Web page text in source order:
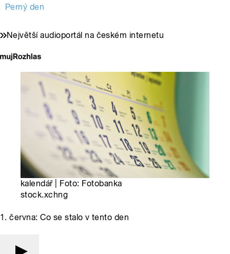
Perný den
Největší audioportál na českém internetu
kalendář | Foto: Fotobanka
stock.xchng
1. června: Co se stalo v tento den